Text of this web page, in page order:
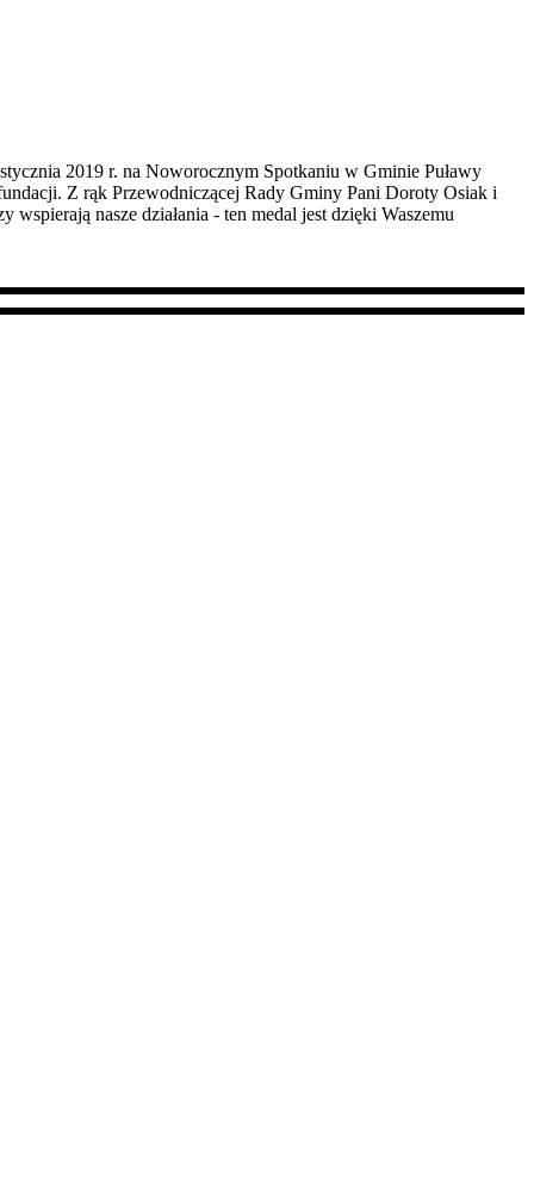
2019 r. na Noworocznym Spotkaniu w Gminie Puławy
Z rąk Przewodniczącej Rady Gminy Pani Doroty Osiak i
nasze działania - ten medal jest dzięki Waszemu